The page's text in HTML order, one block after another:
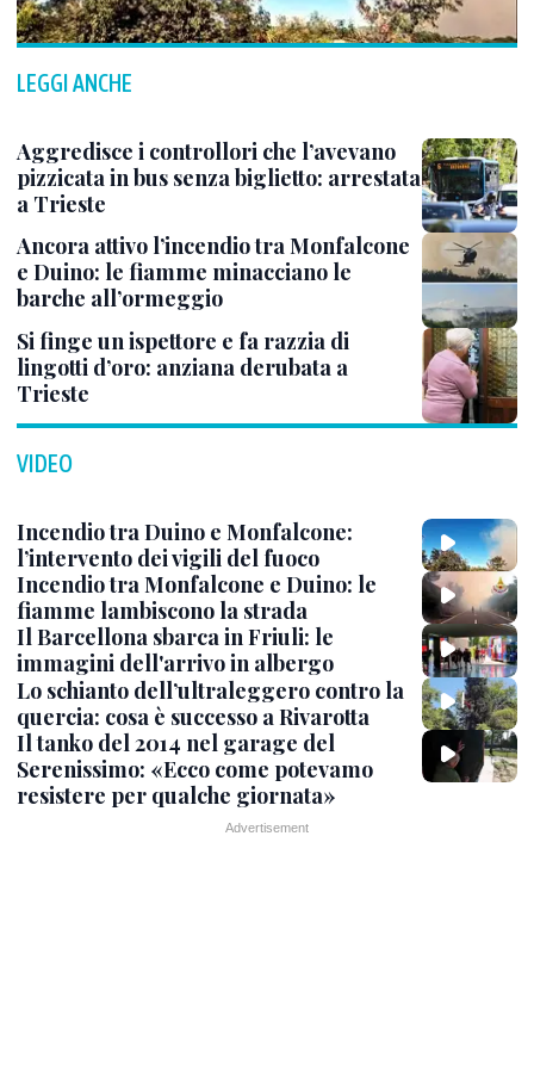
LEGGI ANCHE
Aggredisce i controllori che l’avevano
pizzicata in bus senza biglietto: arrestata
a Trieste
Ancora attivo l’incendio tra Monfalcone
e Duino: le fiamme minacciano le
barche all’ormeggio
Si finge un ispettore e fa razzia di
lingotti d’oro: anziana derubata a
Trieste
VIDEO
Incendio tra Duino e Monfalcone:
l’intervento dei vigili del fuoco
Incendio tra Monfalcone e Duino: le
fiamme lambiscono la strada
Il Barcellona sbarca in Friuli: le
immagini dell'arrivo in albergo
Lo schianto dell’ultraleggero contro la
quercia: cosa è successo a Rivarotta
Il tanko del 2014 nel garage del
Serenissimo: «Ecco come potevamo
resistere per qualche giornata»